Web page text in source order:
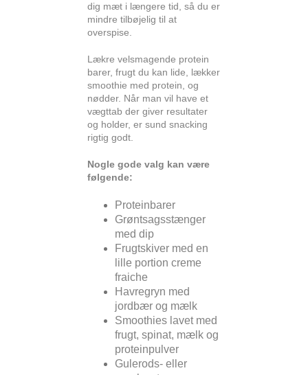
dig mæt i længere tid, så du er
mindre tilbøjelig til at
overspise.
Lækre velsmagende protein
barer, frugt du kan lide, lækker
smoothie med protein, og
nødder. Når man vil have et
vægttab der giver resultater
og holder, er sund snacking
rigtig godt.
Nogle gode valg kan være
følgende:
Proteinbarer
Grøntsagsstænger
med dip
Frugtskiver med en
lille portion creme
fraiche
Havregryn med
jordbær og mælk
Smoothies lavet med
frugt, spinat, mælk og
proteinpulver
Gulerods- eller